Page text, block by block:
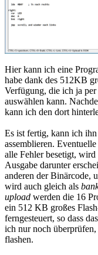
Hier kann ich eine
habe dank des 512KB
Verfügung, die ich ja per
auswählen kann.
kann ich den dort
Es ist fertig, kann ich
assemblieren.
alle Fehler besetigt,
Ausgabe darunter
anderen der Binärcode,
wird auch gleich als
upload werden die 16
ein 512 KB großes
ferngesteuert, so dass
ich nur noch
flashen.